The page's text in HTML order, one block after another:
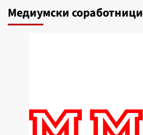
Медиумски соработници